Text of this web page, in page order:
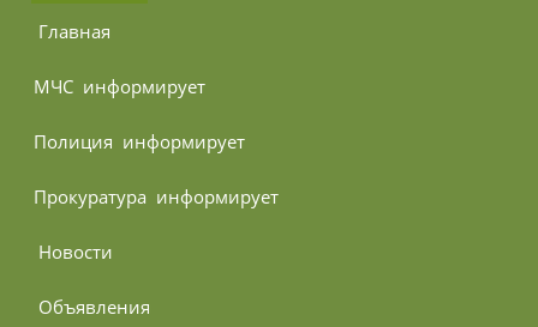
Главная
МЧС информирует
Полиция информирует
Прокуратура информирует
Новости
Объявления